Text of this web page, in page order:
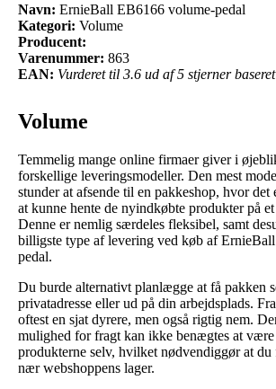
Navn: ErnieBall EB6166 volume-pedal
Kategori: Volume
Producent:
Varenummer: 863
EAN: Vurderet til 3.6 ud af 5 stjerner
Volume
Temmelig mange online firmaer giver i
forskellige leveringsmodeller. Den mest
stunder at afsende til en pakkeshop, hvor det
at kunne hente de nyindkøbte produkter på
Denne er nemlig særdeles fleksibel, samt
billigste type af levering ved køb af
pedal.
Du burde alternativt planlægge at få pakken
privatadresse eller ud på din arbejdsplads.
oftest en sjat dyrere, men også rigtig nem.
mulighed for fragt kan ikke benægtes at være
produkterne selv, hvilket nødvendiggør at
nær webshoppens lager.